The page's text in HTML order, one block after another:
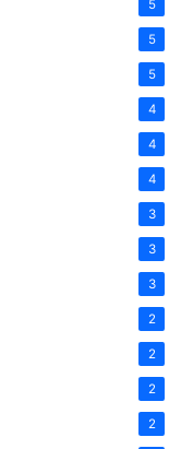
5
5
5
4
4
4
3
3
3
2
2
2
2